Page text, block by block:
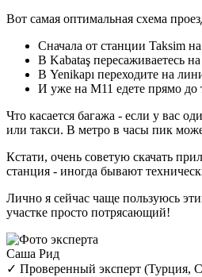
Вот самая оптимальная схема
Сначала от станции Taksim
В Kabataş пересаживаетесь
В Yenikapı переходите на
И уже на M11 едете прямо
Что касается багажа - если у вас
или такси. В метро в часы пик
Кстати, очень советую скачать
станция - иногда бывают
Лично я сейчас чаще пользуюсь
участке просто потрясающий!
Саша Рид
✓ Проверенный эксперт (Турция,